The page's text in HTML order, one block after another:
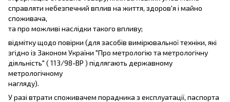
справляти небезпечний вплив на життя, здоров'я і майно
споживача,
та про можливі наслідки такого впливу;
відмітку щодо повірки (для засобів вимірювальної техніки, які
згідно із Законом України "Про метрологію та метрологічну
діяльність" ( 113/98-ВР ) підлягають державному
метрологічному
нагляду).
У разі втрати споживачем порадника з експлуатації, паспорта